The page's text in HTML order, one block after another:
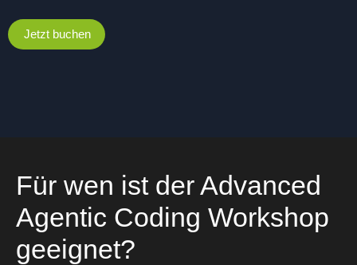
Jetzt buchen
Für wen ist der Advanced
Agentic Coding Workshop
geeignet?